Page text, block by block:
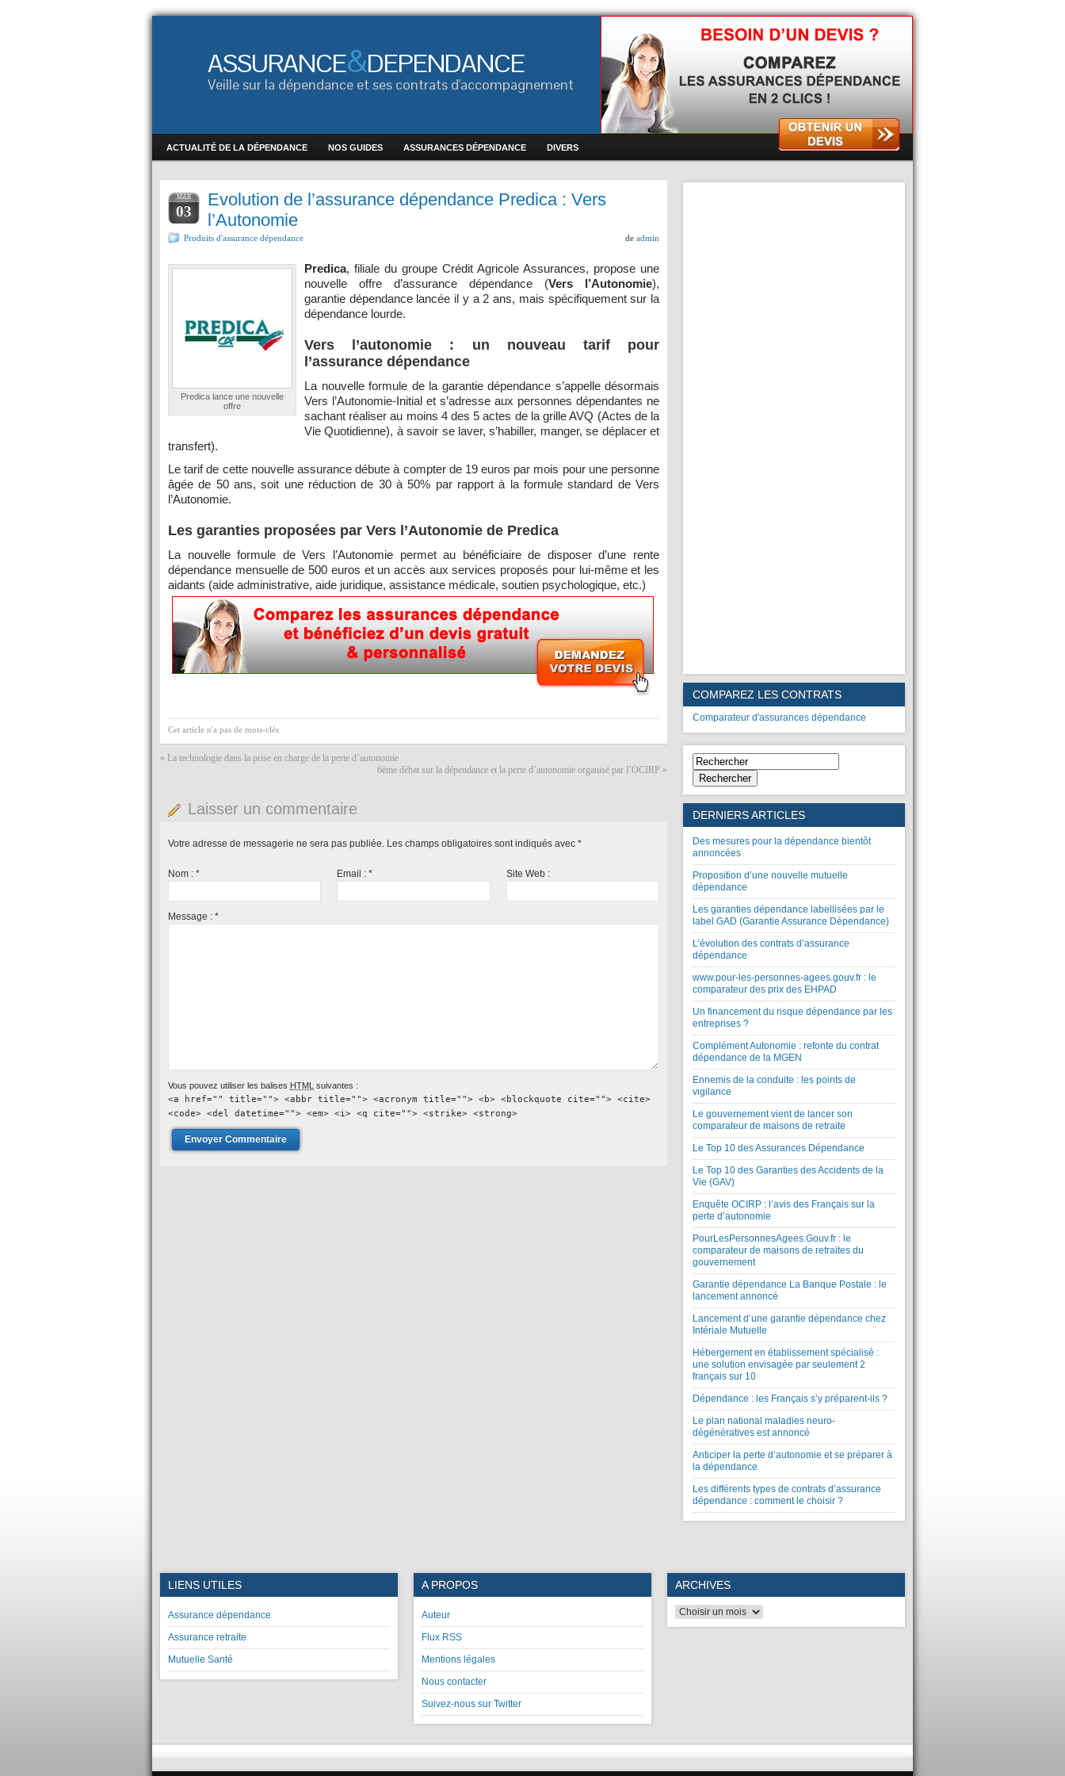
ASSURANCE&DEPENDANCE
Veille sur la dépendance et ses contrats d'accompagnement
ACTUALITÉ DE LA DÉPENDANCE NOS GUIDES ASSURANCES DÉPENDANCE DIVERS
MAR
03
Evolution de l’assurance dépendance Predica : Vers
l’Autonomie
Produits d'assurance dépendance de admin
Predica lance une nouvelle
offre
Predica, filiale du groupe Crédit Agricole Assurances, propose une
nouvelle offre d’assurance dépendance (Vers l’Autonomie),
garantie dépendance lancée il y a 2 ans, mais spécifiquement sur la
dépendance lourde.
Vers l’autonomie : un nouveau tarif pour
l’assurance dépendance
La nouvelle formule de la garantie dépendance s’appelle désormais
Vers l’Autonomie-Initial et s’adresse aux personnes dépendantes ne
sachant réaliser au moins 4 des 5 actes de la grille AVQ (Actes de la
Vie Quotidienne), à savoir se laver, s’habiller, manger, se déplacer et
transfert).
Le tarif de cette nouvelle assurance débute à compter de 19 euros par mois pour une personne
âgée de 50 ans, soit une réduction de 30 à 50% par rapport à la formule standard de Vers
l’Autonomie.
Les garanties proposées par Vers l’Autonomie de Predica
La nouvelle formule de Vers l’Autonomie permet au bénéficiaire de disposer d’une rente
dépendance mensuelle de 500 euros et un accès aux services proposés pour lui-même et les
aidants (aide administrative, aide juridique, assistance médicale, soutien psychologique, etc.)
Cet article n'a pas de mots-clés
« La technologie dans la prise en charge de la perte d’autonomie
6ème débat sur la dépendance et la perte d’autonomie organisé par l’OCIRP »
Laisser un commentaire
Votre adresse de messagerie ne sera pas publiée. Les champs obligatoires sont indiqués avec *
Nom : * Email :* Site Web :
Message : *
Vous pouvez utiliser les balises HTML suivantes :
<a href="" title=""> <abbr title=""> <acronym title=""> <b> <blockquote cite=""> <cite>
<code> <del datetime=""> <em> <i> <q cite=""> <strike> <strong>
COMPAREZ LES CONTRATS
Comparateur d'assurances dépendance
Rechercher
DERNIERS ARTICLES
Des mesures pour la dépendance bientôt
annoncées
Proposition d’une nouvelle mutuelle
dépendance
Les garanties dépendance labellisées par le
label GAD (Garantie Assurance Dépendance)
L’évolution des contrats d’assurance
dépendance
www.pour-les-personnes-agees.gouv.fr : le
comparateur des prix des EHPAD
Un financement du risque dépendance par les
entreprises ?
Complément Autonomie : refonte du contrat
dépendance de la MGEN
Ennemis de la conduite : les points de
vigilance
Le gouvernement vient de lancer son
comparateur de maisons de retraite
Le Top 10 des Assurances Dépendance
Le Top 10 des Garanties des Accidents de la
Vie (GAV)
Enquête OCIRP : l’avis des Français sur la
perte d’autonomie
PourLesPersonnesAgees.Gouv.fr : le
comparateur de maisons de retraites du
gouvernement
Garantie dépendance La Banque Postale : le
lancement annoncé
Lancement d’une garantie dépendance chez
Intériale Mutuelle
Hébergement en établissement spécialisé :
une solution envisagée par seulement 2
français sur 10
Dépendance : les Français s’y préparent-ils ?
Le plan national maladies neuro-
dégénératives est annoncé
Anticiper la perte d’autonomie et se préparer à
la dépendance
Les différents types de contrats d’assurance
dépendance : comment le choisir ?
LIENS UTILES
Assurance dépendance
Assurance retraite
Mutuelle Santé
A PROPOS
Auteur
Flux RSS
Mentions légales
Nous contacter
Suivez-nous sur Twitter
ARCHIVES